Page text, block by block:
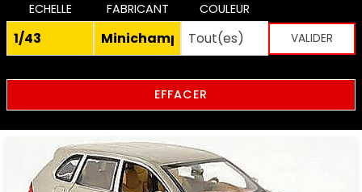
ECHELLE FABRICANT COULEUR
EFFACER